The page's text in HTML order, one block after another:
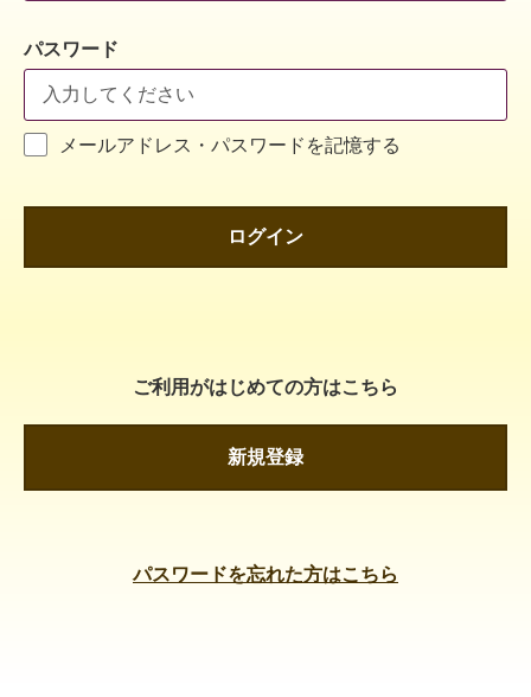
パスワード
メールアドレス・パスワードを記憶する
ログイン
ご利用がはじめての方はこちら
新規登録
パスワードを忘れた方はこちら